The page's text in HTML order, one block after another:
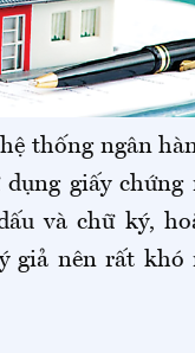
thống ngân
giấy chứng
và chữ ký,
giả nên rất khó